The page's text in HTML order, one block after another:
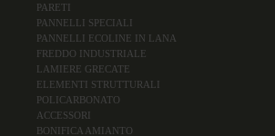
PARETI
PANNELLI SPECIALI
PANNELLI ECOLINE IN LANA
FREDDO INDUSTRIALE
LAMIERE GRECATE
ELEMENTI STRUTTURALI
POLICARBONATO
ACCESSORI
BONIFICA AMIANTO